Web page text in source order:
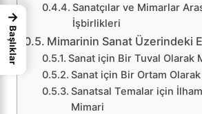
Sanatçılar ve Mimarlar
İşbirlikleri
Mimarinin Sanat Üzerindeki
Sanat için Bir Tuval Olarak
Sanat için Bir Ortam
Sanatsal Temalar için
Mimari
→
Başlıklar